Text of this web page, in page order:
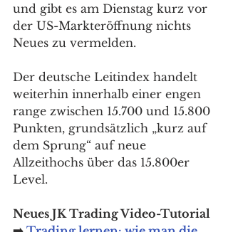
und gibt es am Dienstag kurz vor
der US-Markteröffnung nichts
Neues zu vermelden.
Der deutsche Leitindex handelt
weiterhin innerhalb einer engen
range zwischen 15.700 und 15.800
Punkten, grundsätzlich „kurz auf
dem Sprung“ auf neue
Allzeithochs über das 15.800er
Level.
Neues JK Trading Video-Tutorial